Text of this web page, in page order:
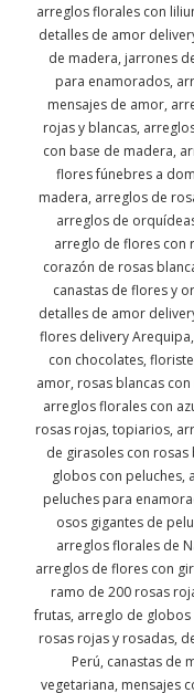
arreglos florales con
detalles de amor
de madera, jarrones
para enamorados,
mensajes de amor,
rojas y blancas,
con base de madera,
flores fúnebres a
madera, arreglos de
arreglos de
arreglo de flores con
corazón de rosas
canastas de flores y
detalles de amor
flores delivery
con chocolates,
amor, rosas blancas
arreglos florales con
rosas rojas, topiarios,
de girasoles con
globos con peluches,
peluches para
osos gigantes de
arreglos florales de
arreglos de flores con
ramo de 200 rosas
frutas, arreglo de
rosas rojas y rosadas,
Perú, canastas de
vegetariana, mensajes